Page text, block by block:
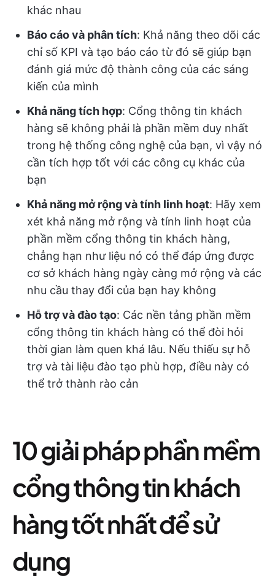
khác nhau
Báo cáo và phân tích: Khả năng theo dõi các
chỉ số KPI và tạo báo cáo từ đó sẽ giúp bạn
đánh giá mức độ thành công của các sáng
kiến của mình
Khả năng tích hợp: Cổng thông tin khách
hàng sẽ không phải là phần mềm duy nhất
trong hệ thống công nghệ của bạn, vì vậy nó
cần tích hợp tốt với các công cụ khác của
bạn
Khả năng mở rộng và tính linh hoạt: Hãy xem
xét khả năng mở rộng và tính linh hoạt của
phần mềm cổng thông tin khách hàng,
chẳng hạn như liệu nó có thể đáp ứng được
cơ sở khách hàng ngày càng mở rộng và các
nhu cầu thay đổi của bạn hay không
Hỗ trợ và đào tạo: Các nền tảng phần mềm
cổng thông tin khách hàng có thể đòi hỏi
thời gian làm quen khá lâu. Nếu thiếu sự hỗ
trợ và tài liệu đào tạo phù hợp, điều này có
thể trở thành rào cản
10 giải pháp phần mềm
cổng thông tin khách
hàng tốt nhất để sử
dụng